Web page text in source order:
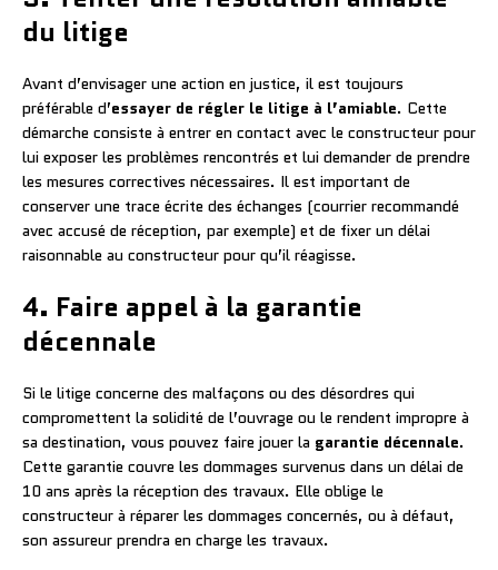
du litige
Avant d’envisager une action en justice, il est toujours
préférable d’essayer de régler le litige à l’amiable. Cette
démarche consiste à entrer en contact avec le constructeur pour
lui exposer les problèmes rencontrés et lui demander de prendre
les mesures correctives nécessaires. Il est important de
conserver une trace écrite des échanges (courrier recommandé
avec accusé de réception, par exemple) et de fixer un délai
raisonnable au constructeur pour qu’il réagisse.
4. Faire appel à la garantie
décennale
Si le litige concerne des malfaçons ou des désordres qui
compromettent la solidité de l’ouvrage ou le rendent impropre à
sa destination, vous pouvez faire jouer la garantie décennale.
Cette garantie couvre les dommages survenus dans un délai de
10 ans après la réception des travaux. Elle oblige le
constructeur à réparer les dommages concernés, ou à défaut,
son assureur prendra en charge les travaux.